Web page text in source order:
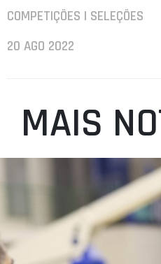
COMPETIÇÕES | SELEÇÕES
20 AGO 2022
MAIS